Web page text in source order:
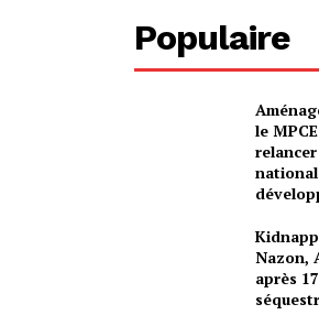
Populaire
le
Nazon,
après